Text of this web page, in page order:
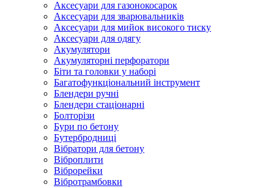
Аксесуари для газонокосарок
Аксесуари для зварювальників
Аксесуари для мийок високого тиску
Аксесуари для одягу
Акумулятори
Акумуляторні перфоратори
Біти та головки у наборі
Багатофункціональний інструмент
Блендери ручні
Блендери стаціонарні
Болторізи
Бури по бетону
Бутербродниці
Вібратори для бетону
Віброплити
Віброрейки
Вібротрамбовки